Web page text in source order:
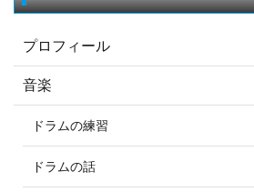
プロフィール
音楽
ドラムの練習
ドラムの話